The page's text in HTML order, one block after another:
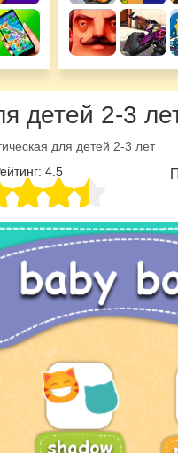
детей 2-3
для детей 2-3 лет
4.5